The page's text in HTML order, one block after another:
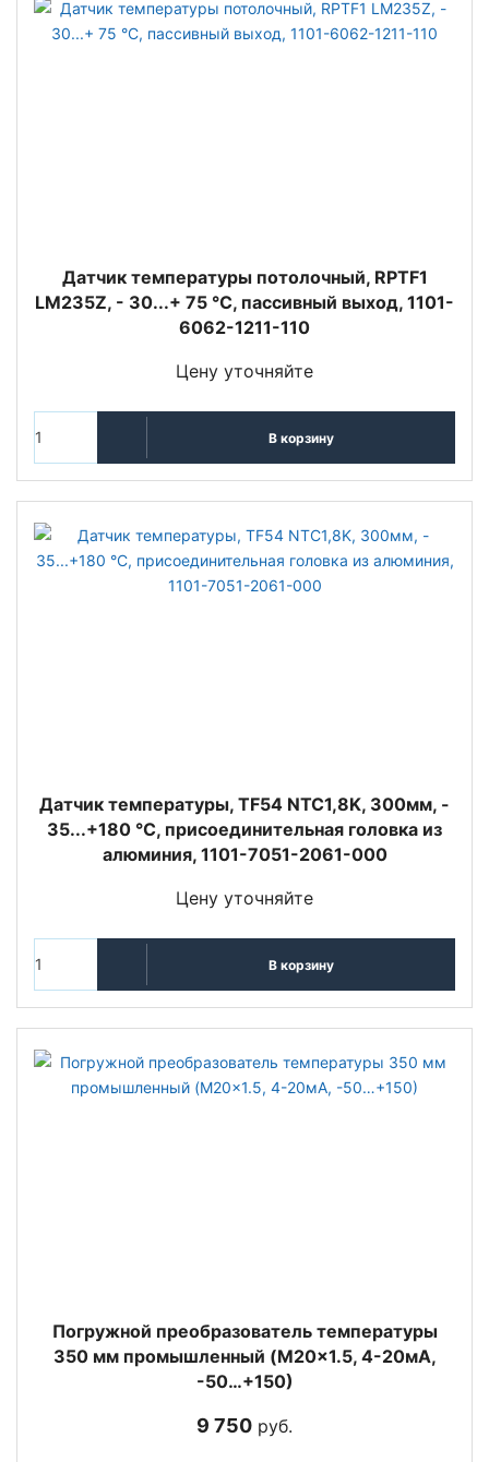
Датчик температуры потолочный, RPTF1
LM235Z, - 30...+ 75 °C, пассивный выход, 1101-
6062-1211-110
Цену уточняйте
В корзину
Датчик температуры, TF54 NTC1,8K, 300мм, -
35...+180 °C, присоединительная головка из
алюминия, 1101-7051-2061-000
Цену уточняйте
В корзину
Погружной преобразователь температуры
350 мм промышленный (M20x1.5, 4-20мА,
-50…+150)
9 750 руб.